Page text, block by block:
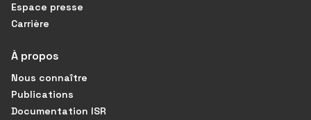
Espace presse
Carrière
À propos
Nous connaître
Publications
Documentation ISR